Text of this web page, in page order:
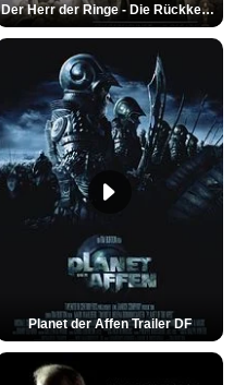
Der Herr der Ringe - Die Rückkehr des Königs Trailer OV
Planet der Affen Trailer DF